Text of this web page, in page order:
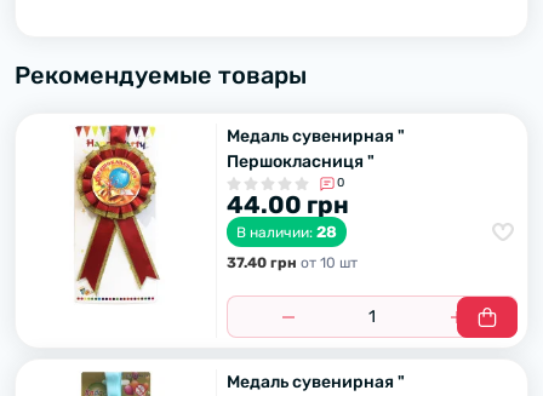
Рекомендуемые товары
Медаль сувенирная "
Першокласниця "
0
44.00 грн
В наличии: 28
37.40 грн от 10 шт
Медаль сувенирная "